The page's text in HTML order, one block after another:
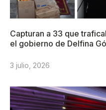
Capturan a 33 que
el gobierno de Delfina
3 julio, 2026